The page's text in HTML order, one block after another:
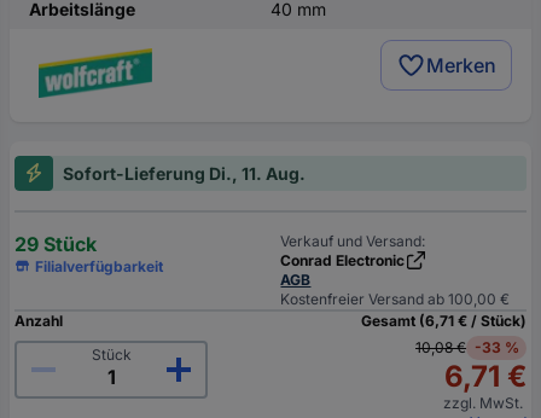
Arbeitslänge
40 mm
Merken
Sofort-Lieferung Di., 11. Aug.
29 Stück
Filialverfügbarkeit
Verkauf und Versand:
Conrad Electronic
AGB
Kostenfreier Versand ab 100,00 €
Anzahl
Stück
Gesamt (6,71 € / Stück)
10,08 € -33 %
6,71 €
zzgl. MwSt.